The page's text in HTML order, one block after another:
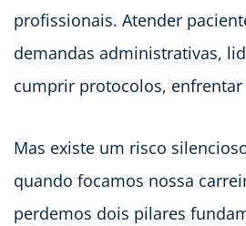
profissionais. Atender
demandas administrativas,
cumprir protocolos, enfrentar
Mas existe um risco
quando focamos nossa
perdemos dois pilares